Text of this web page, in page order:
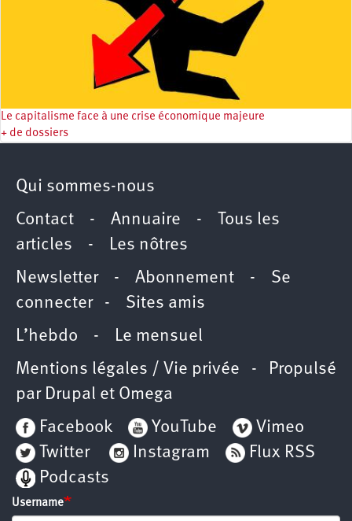
Le capitalisme face à une crise économique majeure
+ de dossiers
Qui sommes-nous
Contact - Annuaire -
Tous les
articles - Les nôtres
Newsletter- Abonnement - Se
connecter- Sites amis
L’hebdo - Le mensuel
Mentions légales / Vie privée - Propulsé
par Drupal et Omega
Facebook
YouTube
Vimeo
Twitter
Instagram
Flux RSS
Podcasts
Username